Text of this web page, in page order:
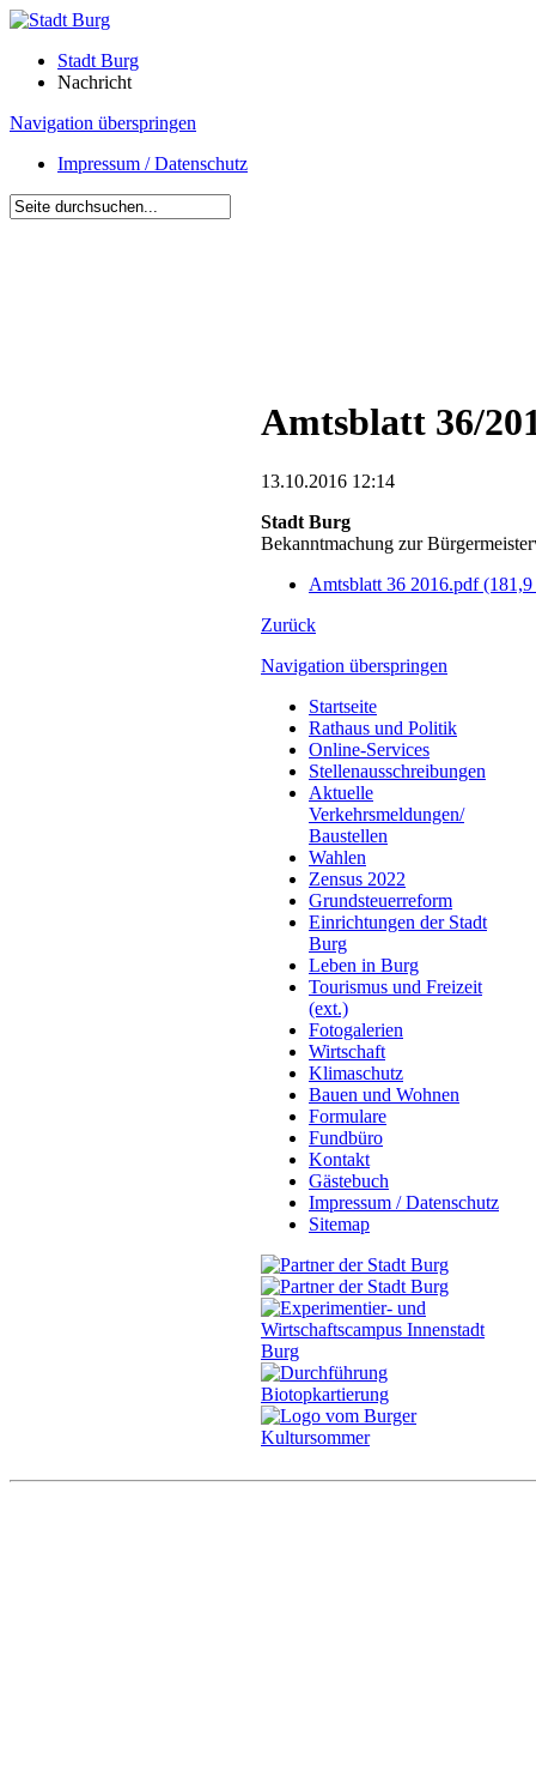
Stadt Burg
Nachricht
Navigation überspringen
Impressum / Datenschutz
Amtsblatt 36/
13.10.2016 12:14
Stadt Burg
Bekanntmachung zur
Amtsblatt 36 2016.pdf
Zurück
Navigation überspringen
Startseite
Rathaus und Politik
Online-Services
Stellenausschreibungen
Aktuelle
Verkehrsmeldungen/
Baustellen
Wahlen
Zensus 2022
Grundsteuerreform
Einrichtungen der Stadt
Burg
Leben in Burg
Tourismus und Freizeit
(ext.)
Fotogalerien
Wirtschaft
Klimaschutz
Bauen und Wohnen
Formulare
Fundbüro
Kontakt
Gästebuch
Impressum / Datenschutz
Sitemap